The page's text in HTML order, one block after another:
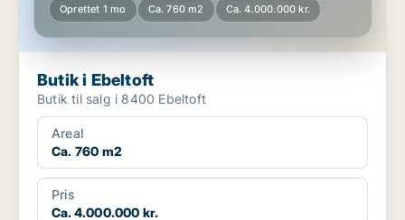
Oprettet 1 mo Ca. 760 m2 Ca. 4.000.000 kr.
Butik i Ebeltoft
Butik til salg i 8400 Ebeltoft
Areal
Ca. 760 m2
Pris
Ca. 4.000.000 kr.